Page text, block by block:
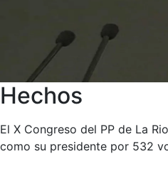
Hechos
El X Congreso del PP de La
como su presidente por 532